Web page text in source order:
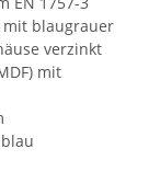
mit blaugrauer
verzinkt
mit